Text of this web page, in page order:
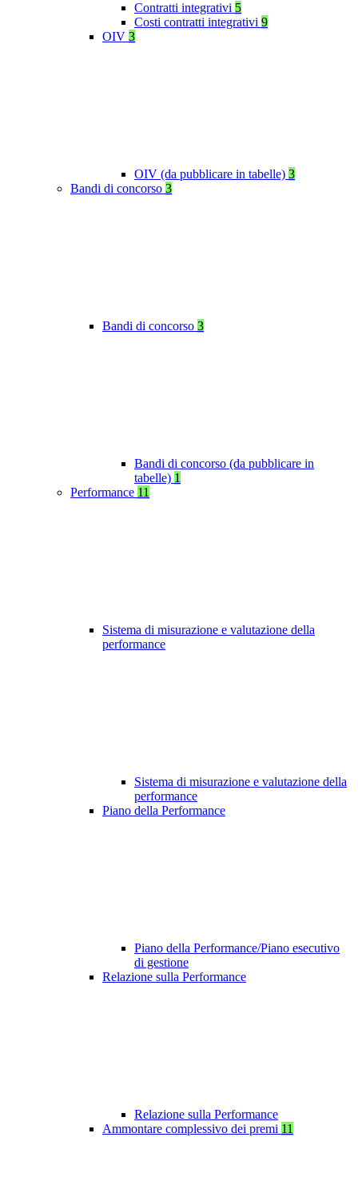
Contratti integrativi 5
Costi contratti integrativi 9
OIV 3
OIV (da pubblicare in tabelle) 3
Bandi di concorso 3
Bandi di concorso 3
Bandi di concorso (da pubblicare in
tabelle) 1
Performance 11
Sistema di misurazione e valutazione della
performance
Sistema di misurazione e valutazione della
performance
Piano della Performance
Piano della Performance/Piano esecutivo
di gestione
Relazione sulla Performance
Relazione sulla Performance
Ammontare complessivo dei premi 11